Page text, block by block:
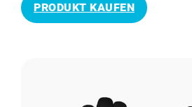
PRODUKT KAUFEN